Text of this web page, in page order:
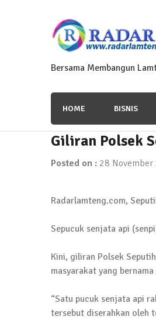
Bersama Membangun
HOME BISNIS
News
Polres
10
Puluhan Warga
4 September 2025 |
iklan ucapan HUT RI
20 Agustus 2025 |
Giliran Polsek
Posted on : 28
Radarlamteng.com,
Sepucuk senjata api
Kini, giliran Polsek
masyarakat yang
“Satu pucuk senjata api
tersebut diserahkan oleh